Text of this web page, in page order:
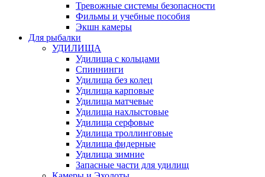
Тревожные системы безопасности
Фильмы и учебные пособия
Экшн камеры
Для рыбалки
УДИЛИЩА
Удилища с кольцами
Спиннинги
Удилища без колец
Удилища карповые
Удилища матчевые
Удилища нахлыстовые
Удилища серфовые
Удилища троллинговые
Удилища фидерные
Удилища зимние
Запасные части для удилищ